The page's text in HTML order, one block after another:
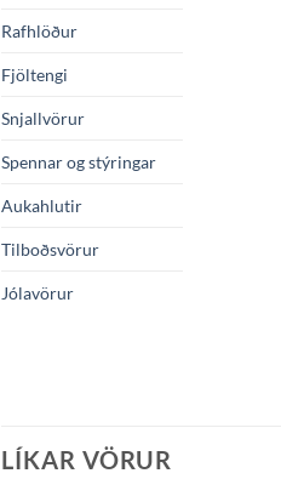
Rafhlöður
Fjöltengi
Snjallvörur
Spennar og stýringar
Aukahlutir
Tilboðsvörur
Jólavörur
LÍKAR VÖRUR